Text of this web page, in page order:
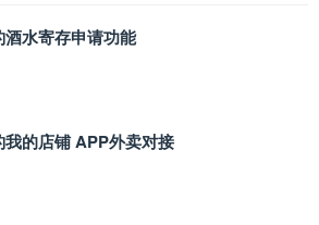
酒水寄存申请功能
我的店铺 APP外卖对接